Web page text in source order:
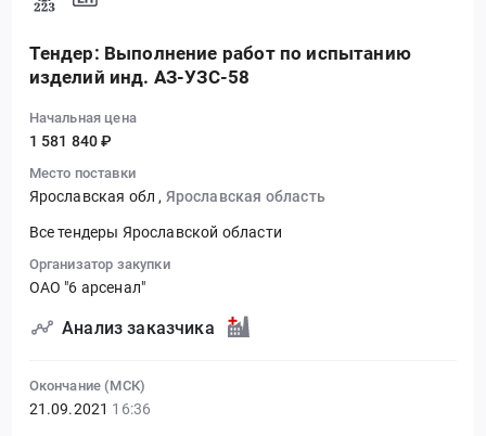
Тендер: Выполнение работ по испытанию
изделий инд. АЗ-УЗС-58
Начальная цена
1 581 840 ₽
Место поставки
Ярославская обл , Ярославская область
Все тендеры Ярославской области
Организатор закупки
ОАО "6 арсенал"
Анализ заказчика
Окончание (МСК)
21.09.2021 16:36